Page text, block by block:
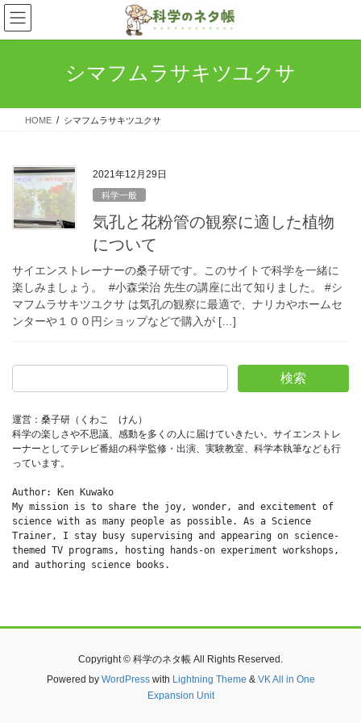
コ
ン
テ
ス
ナ
ビ
ゲ
ン
シマフムラサキツユクサ
HOME シマフムラサキツユクサ
2021年12月29日
科学一般
気孔と花粉管の観察に適した植物
について
サイエンストレーナーの桑子研です。このサイトで科学を一緒に
楽しみましょう。 #小森栄治 先生の講座に出て知りました。 #シ
マフムラサキツユクサ は気孔の観察に最適で、ナリカやホームセ
ンターや１００円ショップなどで購入が […]
検索
運営：桑子研（くわこ　けん）
科学の楽しさや不思議、感動を多くの人に届けていきたい。サイエンストレ
ーナーとしてテレビ番組の科学監修・出演、実験教室、科学本執筆なども行
っています。
Author: Ken Kuwako
My mission is to share the joy, wonder, and excitement of
science with as many people as possible. As a Science
Trainer, I stay busy supervising and appearing on science-
themed TV programs, hosting hands-on experiment workshops,
and authoring science books.
Copyright © 科学のネタ帳 All Rights Reserved.
Powered by WordPresswith Lightning Theme & VK All in One
Expansion Unit